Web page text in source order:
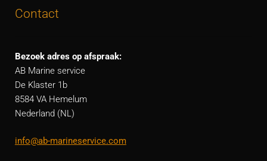
Contact
Bezoek adres op afspraak:
AB Marine service
De Klaster 1b
8584 VA Hemelum
Nederland (NL)
info@ab-marineservice.com